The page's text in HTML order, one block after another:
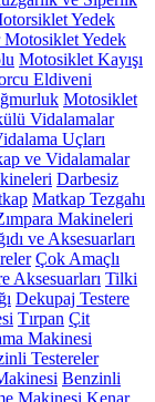
Yedek
Yedek
Motosiklet Kayışı
Eldiveni
Motosiklet
Vidalamalar
Uçları
ve Vidalamalar
Darbesiz
Matkap Tezgahı
Makineleri
ve Aksesuarları
Çok Amaçlı
Aksesuarları Tilki
Dekupaj Testere
Tırpan Çit
Makinesi
Testereler
Benzinli
Makinesi Kenar